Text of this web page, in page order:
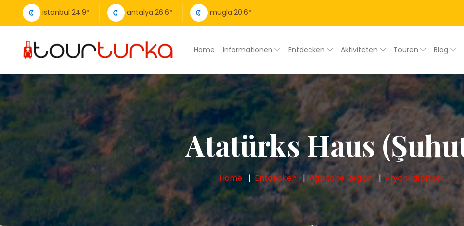
istanbul 24.9° antalya 26.6° mugla 20.6°
Home Informationen Entdecken Aktivitäten Touren Blog
Atatürks Haus
Home Entdecken Ägäische Region Afyonkarahisar